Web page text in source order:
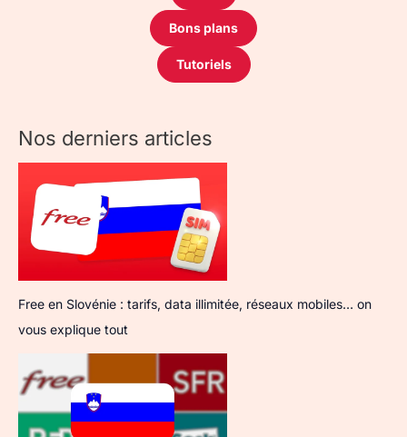
Bons plans
Tutoriels
Nos derniers articles
Free en Slovénie : tarifs, data illimitée, réseaux mobiles… on
vous explique tout